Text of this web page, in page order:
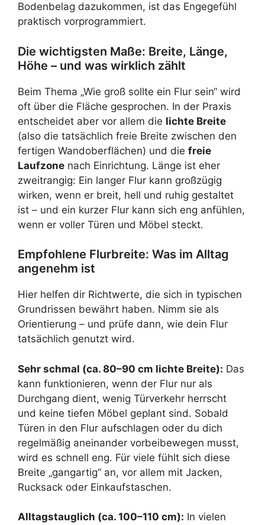
Bodenbelag dazukommen, ist das Engegefühl
praktisch vorprogrammiert.
Die wichtigsten Maße: Breite, Länge,
Höhe – und was wirklich zählt
Beim Thema „Wie groß sollte ein Flur sein“ wird
oft über die Fläche gesprochen. In der Praxis
entscheidet aber vor allem die lichte Breite
(also die tatsächlich freie Breite zwischen den
fertigen Wandoberflächen) und die freie
Laufzone nach Einrichtung. Länge ist eher
zweitrangig: Ein langer Flur kann großzügig
wirken, wenn er breit, hell und ruhig gestaltet
ist – und ein kurzer Flur kann sich eng anfühlen,
wenn er voller Türen und Möbel steckt.
Empfohlene Flurbreite: Was im Alltag
angenehm ist
Hier helfen dir Richtwerte, die sich in typischen
Grundrissen bewährt haben. Nimm sie als
Orientierung – und prüfe dann, wie dein Flur
tatsächlich genutzt wird.
Sehr schmal (ca. 80–90 cm lichte Breite): Das
kann funktionieren, wenn der Flur nur als
Durchgang dient, wenig Türverkehr herrscht
und keine tiefen Möbel geplant sind. Sobald
Türen in den Flur aufschlagen oder du dich
regelmäßig aneinander vorbeibewegen musst,
wird es schnell eng. Für viele fühlt sich diese
Breite „gangartig“ an, vor allem mit Jacken,
Rucksack oder Einkaufstaschen.
Alltagstauglich (ca. 100–110 cm): In vielen